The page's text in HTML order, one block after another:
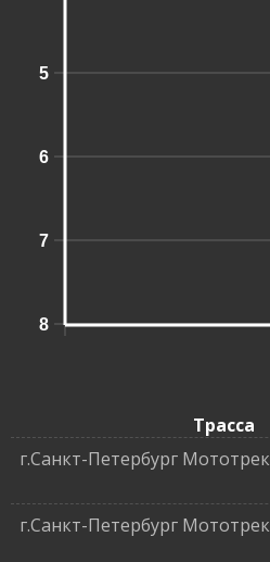
5
6
7
8
Трасса
г.Санкт-Петербург Мототрек
г.Санкт-Петербург Мототрек